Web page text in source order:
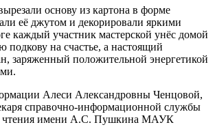
основу из картона в форме
её джутом и декорировали яркими
каждый участник мастерской унёс домой
подкову на счастье, а настоящий
заряженный положительной энергетикой
Алеси Александровны Ченцовой,
справочно-информационной службы
чтения имени А.С. Пушкина МАУК